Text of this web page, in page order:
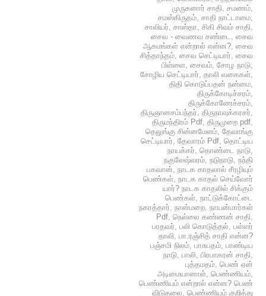
முருகனார் சாதி, சமணம்,
சமஸ்கிருதம், சாதி நாட்டாமை,
சாலியர், சாஸ்தா, சிகி சிவம் சாதி,
சைவ - வைணவ சண்டை, சைவ
ஆகமங்கள் என்றால் என்ன?, சைவ
சித்தாந்தம், சைவ செட்டியார், சைவ
பிள்ளை, சைவம், சோழ நாடு,
சோழிய செட்டியார், தாலி வகைகள்,
திதி கொடுப்பதன் நன்மை,
திருக்கோடிச்சரம்,
திருக்கோணேச்சரம்,
திருஞானசம்பந்தர், திருநாவுக்கரசர்,
திருமந்திரம் Pdf, திருமுறை pdf,
தெலுங்கு சின்னமேளம், தேவாங்கு
செட்டியார், தேவாரம் Pdf, தொட்டிய
நாயக்கர், தொண்டை நாடு,
நகுலேஷ்வரம், நடுநாடு, நந்தி
பகவான், நாடக காதலால் சீரழியும்
பெண்கள், நாடக காதல் செய்வோர்
யார்? நாடக காதலில் சிக்கும்
பெண்கள், நாட்டுக்கோட்டை
நகரத்தார், நான்மறை, நாயன்மார்கள்
Pdf, நெல்லை கண்ணன் சாதி,
பரதவர், பலி கொடுத்தல், பள்ளர்
தாலி, பா.ரஞ்சித் சாதி என்ன?
பஞ்சமி நிலம், பாசுபதம், பாண்டிய
நாடு, பாலி, பிரபாகரன் சாதி,
புத்தமதம், பெண் ஏன்
அடிமையானாள், பெண்ணியம்,
பெண்ணியம் என்றால் என்ன? பெண்
விடுதலை, பெண்ணியம் குறித்து